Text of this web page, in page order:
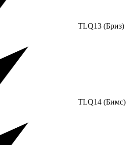
TLQ13 (Бриз)
TLQ14 (Бимс)